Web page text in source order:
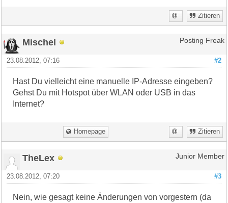
Zitieren
Mischel Posting Freak
#2
23.08.2012, 07:16
Hast Du vielleicht eine manuelle IP-Adresse eingeben?
Gehst Du mit Hotspot über WLAN oder USB in das
Internet?
Homepage Zitieren
TheLex Junior Member
#3
23.08.2012, 07:20
Nein, wie gesagt keine Änderungen von vorgestern (da